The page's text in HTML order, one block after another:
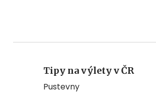
Tipy na výlety v ČR
Pustevny